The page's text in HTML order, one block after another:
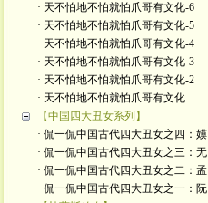
· 天不怕地不怕就怕爪哥有文化-6
· 天不怕地不怕就怕爪哥有文化-5
· 天不怕地不怕就怕爪哥有文化-4
· 天不怕地不怕就怕爪哥有文化-3
· 天不怕地不怕就怕爪哥有文化-2
· 天不怕地不怕就怕爪哥有文化
【中国四大丑女系列】
· 侃一侃中国古代四大丑女之四：嫫
· 侃一侃中国古代四大丑女之三：无
· 侃一侃中国古代四大丑女之二：孟
· 侃一侃中国古代四大丑女之一：阮